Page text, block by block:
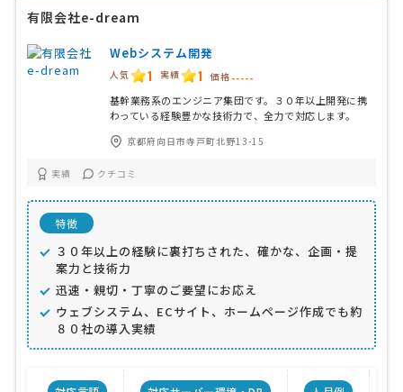
有限会社e-dream
Webシステム開発
人気 1 実績 1 価格 -----
基幹業務系のエンジニア集団です。３０年以上開発に携
わっている経験豊かな技術力で、全力で対応します。
京都府向日市寺戸町北野13-15
実績 クチコミ
特徴
３０年以上の経験に裏打ちされた、確かな、企画・提
案力と技術力
迅速・親切・丁寧のご要望にお応え
ウェブシステム、ECサイト、ホームページ作成でも約
８０社の導入実績